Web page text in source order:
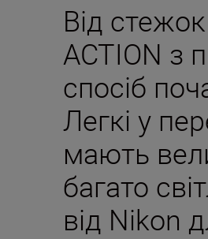
Від
ACTION з
спосіб
Легкі у
мають
багато
від Nikon